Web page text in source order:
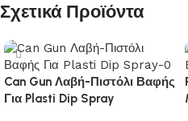
Σχετικά Προϊόντα
Can Gun Λαβή-Πιστόλι Βαφής
Για Plasti Dip Spray